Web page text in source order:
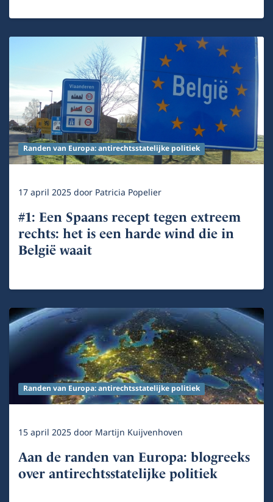
Randen van Europa: antirechtsstatelijke politiek
17 april 2025door Patricia Popelier
#1: Een Spaans recept tegen extreem
rechts: het is een harde wind die in
België waait
Randen van Europa: antirechtsstatelijke politiek
15 april 2025door Martijn Kuijvenhoven
Aan de randen van Europa: blogreeks
over antirechtsstatelijke politiek